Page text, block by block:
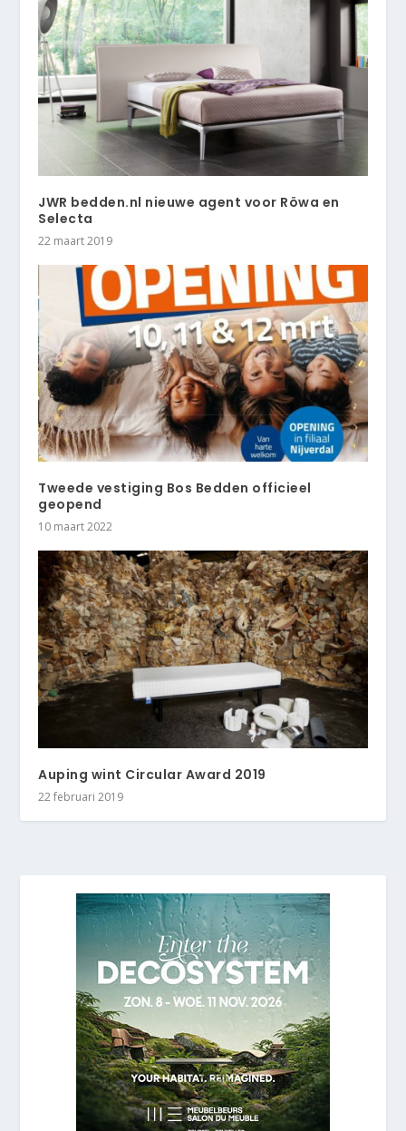
JWR bedden.nl nieuwe agent voor Röwa en
Selecta
22 maart 2019
Tweede vestiging Bos Bedden officieel
geopend
10 maart 2022
Auping wint Circular Award 2019
22 februari 2019